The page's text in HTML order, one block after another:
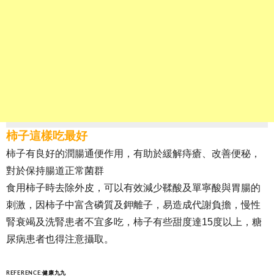
柿子這樣吃最好
柿子有良好的潤腸通便作用，有助於緩解痔瘡、改善便秘，
對於保持腸道正常菌群
食用柿子時去除外皮，可以有效減少鞣酸及單寧酸與胃腸的
刺激，因柿子中富含磷質及鉀離子，易造成代謝負擔，慢性
腎衰竭及洗腎患者不宜多吃，柿子有些甜度達15度以上，糖
尿病患者也得注意攝取。
REFERENCE:健康九九